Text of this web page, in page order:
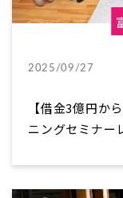
2025/09/27
【借金3億円か
ニングセミナー